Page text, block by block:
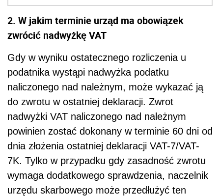
2. W jakim terminie urząd ma obowiązek
zwrócić nadwyżkę VAT
Gdy w wyniku ostatecznego rozliczenia u
podatnika wystąpi nadwyżka podatku
naliczonego nad należnym, może wykazać ją
do zwrotu w ostatniej deklaracji. Zwrot
nadwyżki VAT naliczonego nad należnym
powinien zostać dokonany w terminie 60 dni od
dnia złożenia ostatniej deklaracji VAT-7/VAT-
7K. Tylko w przypadku gdy zasadność zwrotu
wymaga dodatkowego sprawdzenia, naczelnik
urzędu skarbowego może przedłużyć ten